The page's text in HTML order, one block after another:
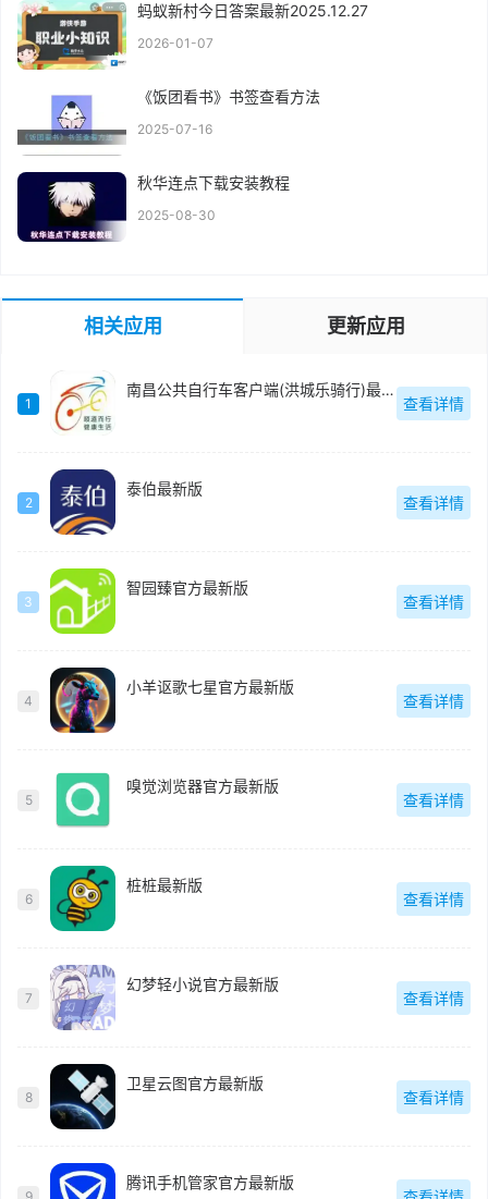
蚂蚁新村今日答案最新2025.12.27
2026-01-07
《饭团看书》书签查看方法
2025-07-16
秋华连点下载安装教程
2025-08-30
相关应用 更新应用
1
南昌公共自行车客户端(洪城乐骑行)最新版
查看详情
2
泰伯最新版
查看详情
3
智园臻官方最新版
查看详情
4
小羊讴歌七星官方最新版
查看详情
5
嗅觉浏览器官方最新版
查看详情
6
桩桩最新版
查看详情
7
幻梦轻小说官方最新版
查看详情
8
卫星云图官方最新版
查看详情
腾讯手机管家官方最新版